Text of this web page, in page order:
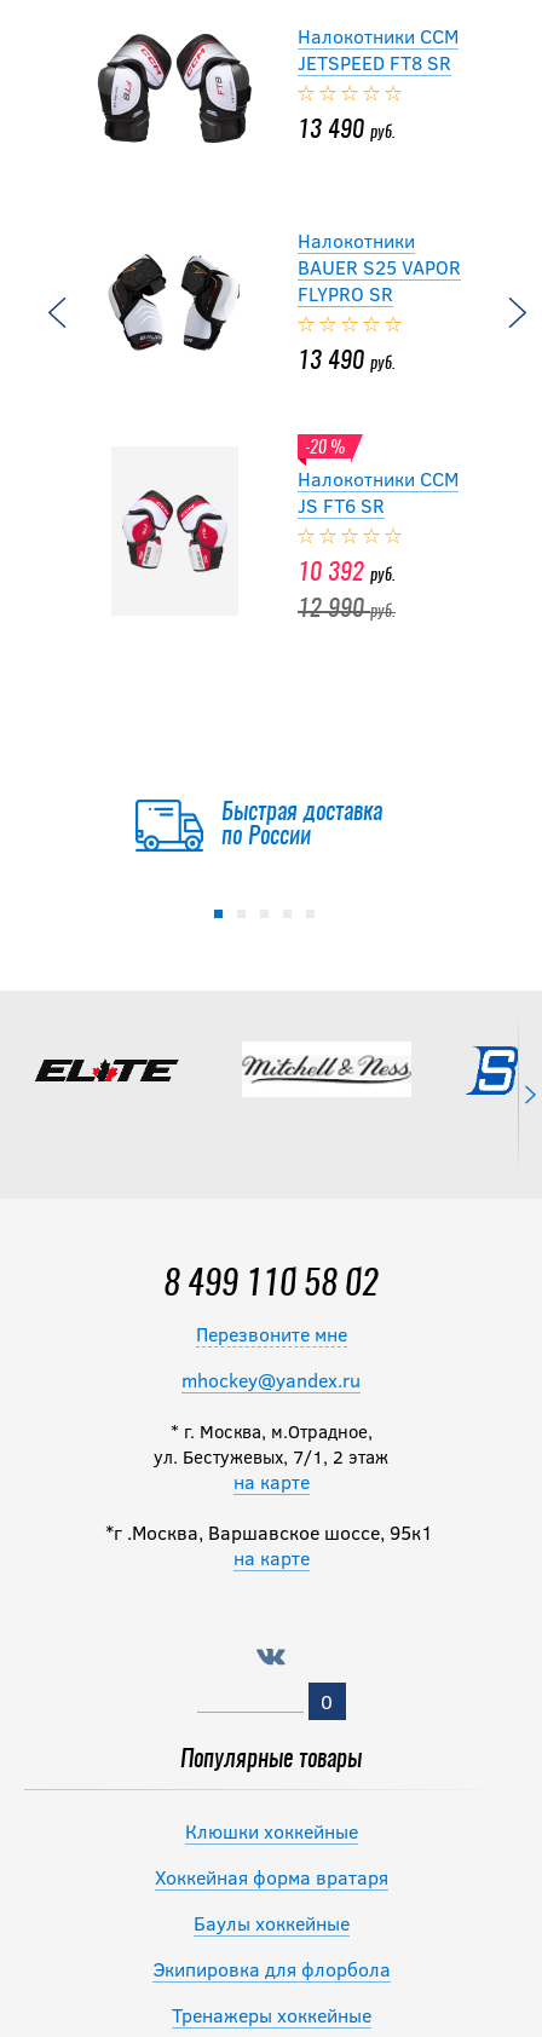
Налокотники CCM
JETSPEED FT8 SR
13 490 руб.
Налокотники
BAUER S25 VAPOR
FLYPRO SR
13 490 руб.
-20 %
Налокотники CCM
JS FT6 SR
10 392 руб.
12 990руб.
10 990руб.
10 616.50руб.
13 490
BAUER S25 VAPOR
FLYPRO SR
13 490руб.
JS FT6 SR
Быстрая доставка
по России
8 499 110 58 02
Перезвоните мне
mhockey@yandex.ru
* г. Москва, м.Отрадное,
ул. Бестужевых, 7/1, 2 этаж
на карте
*г .Москва, Варшавское шоссе, 95к1
на карте
0
Популярные товары
Клюшки хоккейные
Хоккейная форма вратаря
Баулы хоккейные
Экипировка для флорбола
Тренажеры хоккейные